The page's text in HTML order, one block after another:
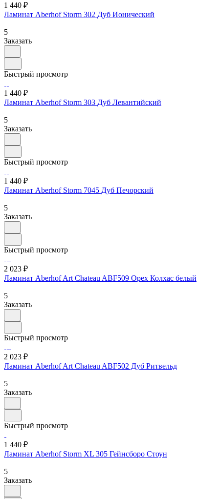
1 440 ₽
Ламинат Aberhof Storm 302 Дуб Ионический
5
Заказать
Быстрый просмотр
1 440 ₽
Ламинат Aberhof Storm 303 Дуб Левантийский
5
Заказать
Быстрый просмотр
1 440 ₽
Ламинат Aberhof Storm 7045 Дуб Печорский
5
Заказать
Быстрый просмотр
2 023 ₽
Ламинат Aberhof Art Chateau ABF509 Орех Колхас белый
5
Заказать
Быстрый просмотр
2 023 ₽
Ламинат Aberhof Art Chateau ABF502 Дуб Ритвельд
5
Заказать
Быстрый просмотр
1 440 ₽
Ламинат Aberhof Storm XL 305 Гейнсборо Стоун
5
Заказать